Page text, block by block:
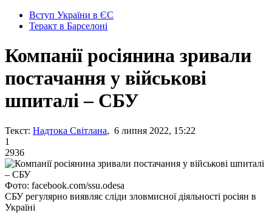
Вступ України в ЄС
Теракт в Барселоні
Компанії росіянина зривали
постачання у військові
шпиталі – СБУ
Текст: Надтока Світлана, 6 липня 2022, 15:22
1
2936
Фото: facebook.com/ssu.odesa
СБУ регулярно виявляє сліди зловмисної діяльності росіян в
Україні